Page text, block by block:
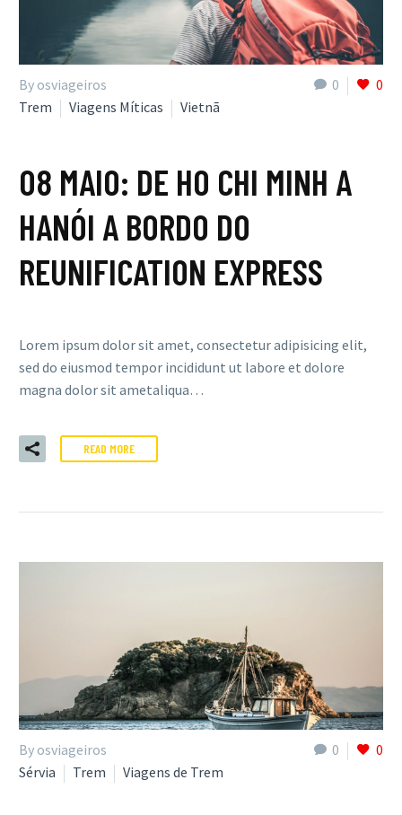
0 0
By osviageiros
Trem
Viagens Míticas Vietnã
08 MAIO: DE HO CHI MINH A
HANÓI A BORDO DO
REUNIFICATION EXPRESS
Lorem ipsum dolor sit amet, consectetur adipisicing elit,
sed do eiusmod tempor incididunt ut labore et dolore
magna dolor sit ametaliqua…
READ MORE
0 0
By osviageiros
Sérvia
Trem Viagens de Trem